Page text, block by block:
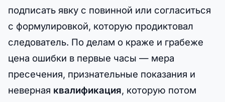
подписать явку с повинной или согласиться
с формулировкой, которую продиктовал
следователь. По делам о краже и грабеже
цена ошибки в первые часы — мера
пресечения, признательные показания и
неверная квалификация, которую потом